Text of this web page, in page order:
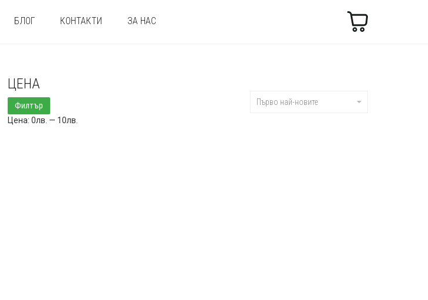
БЛОГ КОНТАКТИ ЗА НАС Търсене
Първо най-новите
ЦЕНА
Минимална
цена
Максимална
цена
Филтър
Цена: 0лв. — 10лв.